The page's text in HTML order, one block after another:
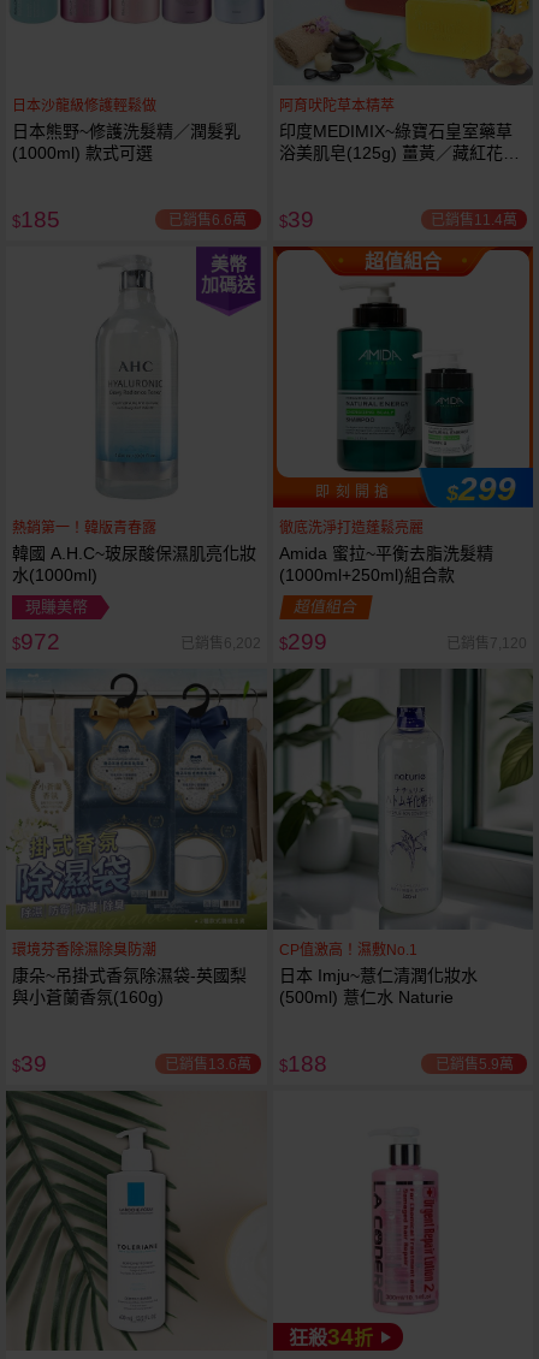
日本沙龍級修護輕鬆做
日本熊野~修護洗髮精／潤髮乳
(1000ml) 款式可選
$185 已銷售6.6萬
阿育吠陀草本精萃
印度MEDIMIX~綠寶石皇室藥草
浴美肌皂(125g) 薑黃／藏紅花／
$39 已銷售11.4萬
美幣
加碼送
熱銷第一！韓版青春露
韓國 A.H.C~玻尿酸保濕肌亮化妝
水(1000ml)
現賺美幣
$972 已銷售6,202
超值組合
即 刻 開 搶 $299
徹底洗淨打造蓬鬆亮麗
Amida 蜜拉~平衡去脂洗髮精
(1000ml+250ml)組合款
超值組合
$299 已銷售7,120
環境芬香除濕除臭防潮
康朵~吊掛式香氛除濕袋-英國梨
與小蒼蘭香氛(160g)
$39 已銷售13.6萬
CP值激高！濕敷No.1
日本 Imju~薏仁清潤化妝水
(500ml) 薏仁水 Naturie
$188 已銷售5.9萬
狂殺34折